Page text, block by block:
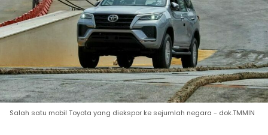
Salah satu mobil Toyota yang diekspor ke sejumlah negara - dok.TMMIN